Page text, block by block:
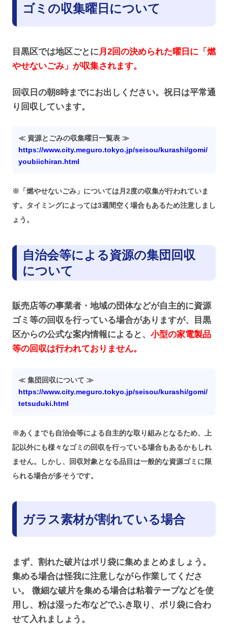
ゴミの収集曜日について
目黒区では地区ごとに月2回の決められた曜日に「燃
やせないごみ」が収集されます。
回収日の朝8時までにお出しください。祝日は平常通
り回収しています。
≪ 資源とごみの収集曜日一覧表 ≫
https://www.city.meguro.tokyo.jp/seisou/kurashi/gomi/
youbiichiran.html
※「燃やせないごみ」については月2度の収集が行われていま
す。タイミングによっては3週間空く場合もあるため注意しまし
ょう。
自治会等による資源の集団回収
について
販売店等の事業者・地域の団体などが自主的に資源
ゴミ等の回収を行っている場合がありますが、目黒
区からの公式な案内情報によると、 小型の家電製品
等の回収は行われておりません。
≪ 集団回収について ≫
https://www.city.meguro.tokyo.jp/seisou/kurashi/gomi/
tetsuduki.html
※あくまでも自治会等による自主的な取り組みとなるため、上
記以外にも様々なゴミの回収を行っている場合もあるかもしれ
ません。しかし、回収対象となる品目は一般的な資源ゴミに限
られる場合が多そうです。
ガラス素材が割れている場合
まず、割れた破片はポリ袋に集めまとめましょう。
集める場合は怪我に注意しながら作業してくださ
い。 微細な破片を集める場合は粘着テープなどを使
用し、粉は湿った布などでふき取り、ポリ袋に合わ
せて入れましょう。